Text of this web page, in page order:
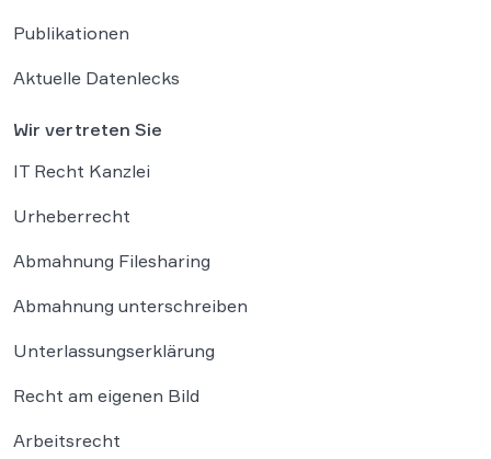
Publikationen
Aktuelle Datenlecks
Wir vertreten Sie
IT Recht Kanzlei
Urheberrecht
Abmahnung Filesharing
Abmahnung unterschreiben
Unterlassungserklärung
Recht am eigenen Bild
Arbeitsrecht